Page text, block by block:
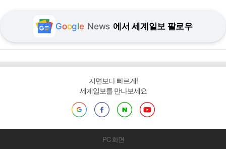
Google News 에서 세계일보 팔로우
지면보다 빠르게!
세계일보를 만나보세요
PC 화면